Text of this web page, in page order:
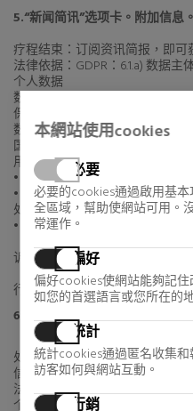
本網站使用cookies
必要
必要的cookies通過啟用基
全區域，幫助使網站可用。
常運作。
偏好
偏好cookies使網站能夠記
如您的首選語言或您所在的
統計
統計cookies通過匿名收集
訪客如何與網站互動。
行銷
5.“新闻简讯”选项卡。附加信息。
疗程结束：订阅资讯简报，即可
法律依据：GDPR：6.1.a) 数据
个人数据
数据保留标准：只要双方仍有意
保留。
数据传输：除法律要求外，数据
国际传输。
用户享有的权利：
• 有权随时撤回同意。
• 您有权访问、更正、转移和删
处理。
• 如果您认为数据处理不符合现
（https://www.aepd.es/
诉。www.agpd.es。地址：Calle
行使您的权利的联系方式：请参
6.“联系方式”选项卡。附加信息
处理目的：能够处理任何对我们
信息、请求、问题、建议或类似
法律依据：GDPR：6.1.a) 数据
个人数据。